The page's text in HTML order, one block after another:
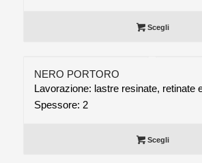
Scegli
NERO PORTORO
Lavorazione: lastre resinate, retinate
Spessore: 2
Scegli